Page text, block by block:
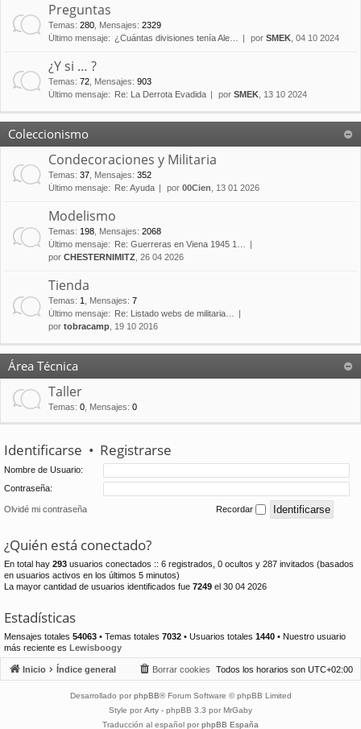
Preguntas
Temas: 280 Mensajes: 2329
Último mensaje: ¿Cuántas divisiones tenía Ale… por SMEK , 04 10 2024
¿Y si … ?
Temas: 72 Mensajes: 903
Último mensaje:
Re: La Derrota Evadida por SMEK , 13 10 2024
Coleccionismo
Condecoraciones y Militaria
Temas: 37 Mensajes: 352
Último mensaje:
Re: Ayuda por 00Cien , 13 01 2026
Modelismo
Temas: 198 Mensajes: 2068
Último mensaje:
Re: Guerreras en Viena 1945 1…
por CHESTERNIMITZ , 26 04 2026
Tienda
Temas: 1 Mensajes: 7
Último mensaje:
Re: Listado webs de militaria…
por tobracamp , 19 10 2016
Área Técnica
Taller
Temas: 0 Mensajes: 0
Identificarse • Registrarse
Nombre de Usuario:
Contraseña:
Olvidé mi contraseña Recordar
¿Quién está conectado?
En total hay 293 usuarios conectados :: 6 registrados, 0 ocultos y 287 invitados (basados
en usuarios activos en los últimos 5 minutos)
La mayor cantidad de usuarios identificados fue 7249 el 30 04 2026
Estadísticas
Mensajes totales 54063 • Temas totales 7032 • Usuarios totales 1440 • Nuestro usuario
más reciente es Lewisboogy
Inicio Índice general Todos los horarios son UTC+02:00
Borrar cookies
Desarrollado por phpBB® Forum Software © phpBB Limited
Style por Arty - phpBB 3.3 por MrGaby
Traducción al español por phpBB España